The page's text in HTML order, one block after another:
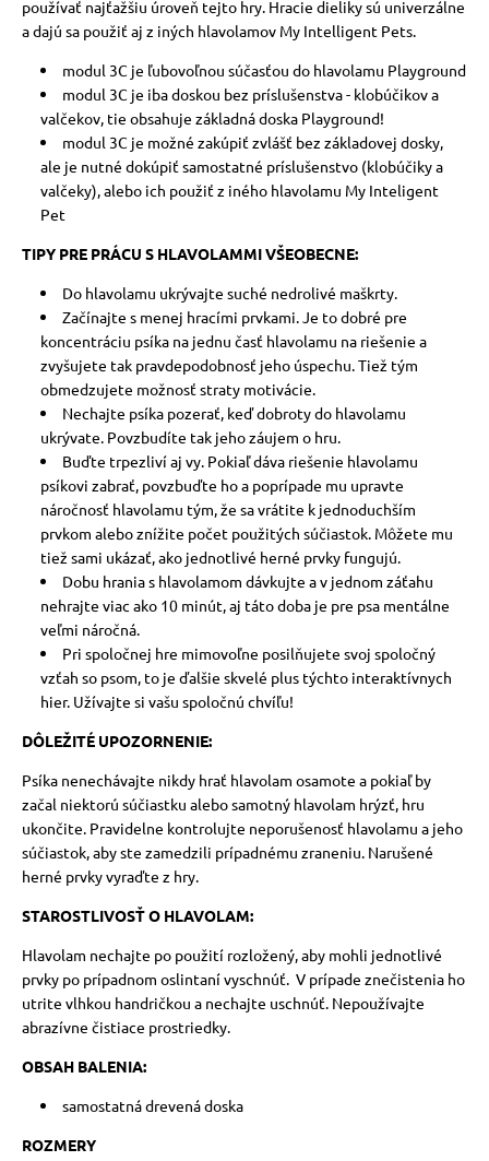
používať najťažšiu úroveň tejto hry. Hracie dieliky sú univerzálne
a dajú sa použiť aj z iných hlavolamov My Intelligent Pets.
modul 3C je ľubovoľnou súčasťou do hlavolamu Playground
modul 3C je iba doskou bez príslušenstva - klobúčikov a
valčekov, tie obsahuje základná doska Playground!
modul 3C je možné zakúpiť zvlášť bez základovej dosky,
ale je nutné dokúpiť samostatné príslušenstvo (klobúčiky a
valčeky), alebo ich použiť z iného hlavolamu My Inteligent
Pet
TIPY PRE PRÁCU S HLAVOLAMMI VŠEOBECNE:
Do hlavolamu ukrývajte suché nedrolivé maškrty.
Začínajte s menej hracími prvkami. Je to dobré pre
koncentráciu psíka na jednu časť hlavolamu na riešenie a
zvyšujete tak pravdepodobnosť jeho úspechu. Tiež tým
obmedzujete možnosť straty motivácie.
Nechajte psíka pozerať, keď dobroty do hlavolamu
ukrývate. Povzbudíte tak jeho záujem o hru.
Buďte trpezliví aj vy. Pokiaľ dáva riešenie hlavolamu
psíkovi zabrať, povzbuďte ho a poprípade mu upravte
náročnosť hlavolamu tým, že sa vrátite k jednoduchším
prvkom alebo znížite počet použitých súčiastok. Môžete mu
tiež sami ukázať, ako jednotlivé herné prvky fungujú.
Dobu hrania s hlavolamom dávkujte a v jednom záťahu
nehrajte viac ako 10 minút, aj táto doba je pre psa mentálne
veľmi náročná.
Pri spoločnej hre mimovoľne posilňujete svoj spoločný
vzťah so psom, to je ďalšie skvelé plus týchto interaktívnych
hier. Užívajte si vašu spoločnú chvíľu!
DÔLEŽITÉ UPOZORNENIE:
Psíka nenechávajte nikdy hrať hlavolam osamote a pokiaľ by
začal niektorú súčiastku alebo samotný hlavolam hrýzť, hru
ukončite. Pravidelne kontrolujte neporušenosť hlavolamu a jeho
súčiastok, aby ste zamedzili prípadnému zraneniu. Narušené
herné prvky vyraďte z hry.
STAROSTLIVOSŤ O HLAVOLAM:
Hlavolam nechajte po použití rozložený, aby mohli jednotlivé
prvky po prípadnom oslintaní vyschnúť. V prípade znečistenia ho
utrite vlhkou handričkou a nechajte uschnúť. Nepoužívajte
abrazívne čistiace prostriedky.
OBSAH BALENIA:
samostatná drevená doska
ROZMERY